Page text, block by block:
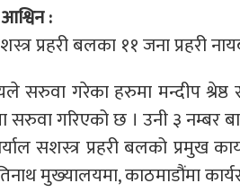
:
प्रहरी बलका ११ जना प्रहरी
सरुवा गरेका हरुमा मन्दीप श्रेष्ठ
सरुवा गरिएको छ । उनी ३ नम्बर
सशस्त्र प्रहरी बलको प्रमुख
मुख्‍यालयमा, काठमाडौंमा